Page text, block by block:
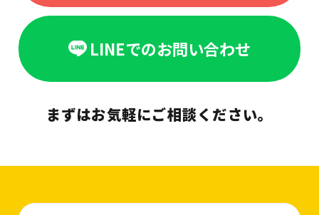
LINEでのお問い合わせ
まずはお気軽にご相談ください。